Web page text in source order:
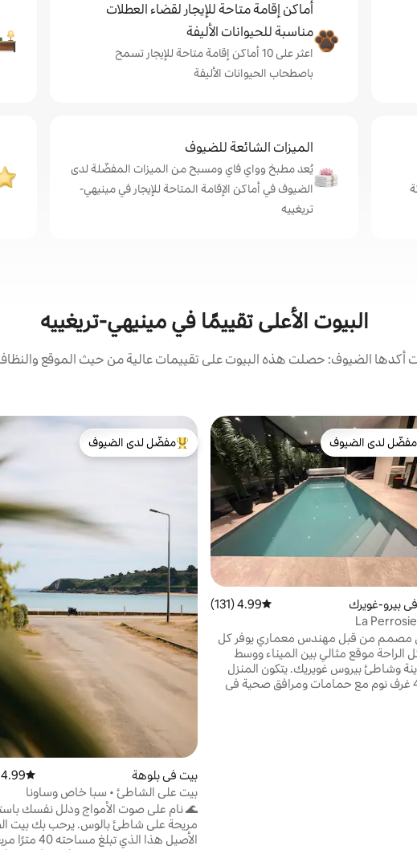
أماكن إقامة متاحة للإيجار لقضاء العطلات
مناسبة للحيوانات الأليفة
اعثر على 10 أماكن إقامة متاحة للإيجار تسمح
باصطحاب الحيوانات الأليفة
الميزات الشائعة للضيوف
يُعد مطبخ وواي فاي ومسبح من الميزات المفضّلة لدى
الضيوف في أماكن الإقامة المتاحة للإيجار في مينيهي-
تريغييه
البيوت الأعلى تقييمًا في مينيهي-تريغييه
أكدها الضيوف: حصلت هذه البيوت على تقييمات عالية من حيث الموقع
أبرز البيوت المفضّلة لدى الضيوف
مفضّل لدى الضيوف
بيرو-غويرك متوسط التقييم 4.99 من 5، 131 مراجعات
4.99 (131)
La
مصمم من قبل مهندس معماري يوفر كل
وسائل الراحة موقع مثالي بين الميناء ووسط
المدينة وشاطئ بيروس غويريك. يتكون المنزل
من 4 غرف نوم مع حمامات ومرافق صحية في
من أبرز البيوت المفضّلة لدى الضيوف
مفضّل لدى الضيوف
بيت في بلوهة متوسط التقييم
4.99 (209)
بيت على الشاطئ • سبا خاص وساونا
🌊 نام على صوت الأمواج ودلل نفسك
مريحة على شاطئ بالوس. يرحب بك
الأصيل هذا الذي تبلغ مساحته